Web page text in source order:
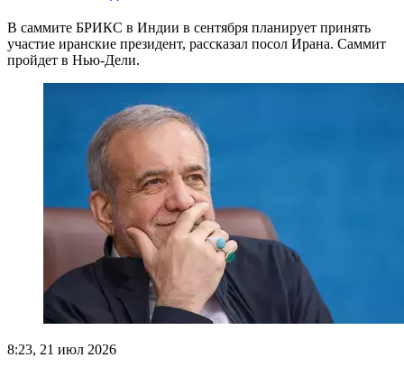
В саммите БРИКС в Индии в сентября планирует принять
участие иранские президент, рассказал посол Ирана. Саммит
пройдет в Нью-Дели.
8:23, 21 июл 2026